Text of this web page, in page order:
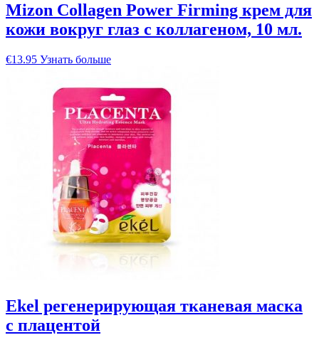
Mizon Collagen Power Firming крем для
кожи вокруг глаз с коллагеном, 10 мл.
€13.95 Узнать больше
Ekel регенерирующая тканевая маска
с плацентой